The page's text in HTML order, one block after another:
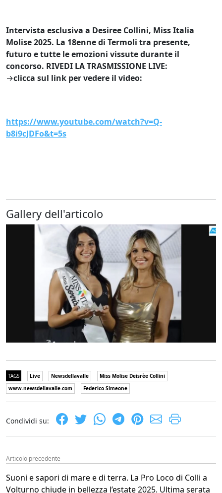
Intervista esclusiva a Desiree Collini, Miss Italia
Molise 2025. La 18enne di Termoli tra presente,
futuro e tutte le emozioni vissute durante il
concorso. RIVEDI LA TRASMISSIONE LIVE:
→clicca sul link per vedere il video:
https://www.youtube.com/watch?v=Q-
b8i9cJDFo&t=5s
Gallery dell'articolo
TAGS Live Newsdellavalle
Miss Molise Deisrèe Collini
www.newsdellavalle.com
Federico Simeone
Condividi su:
Articolo precedente
Suoni e sapori di mare e di terra. La Pro Loco di Colli a
Volturno chiude in bellezza l’estate 2025. Ultima serata